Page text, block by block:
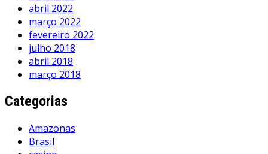
abril 2022
março 2022
fevereiro 2022
julho 2018
abril 2018
março 2018
Categorias
Amazonas
Brasil